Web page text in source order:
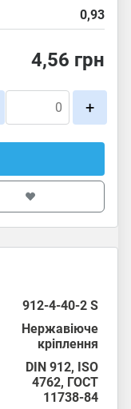
0,93
4,56 грн
+
912-4-40-2 S
Нержавіюче
кріплення
DIN 912, ISO
4762, ГОСТ
11738-84